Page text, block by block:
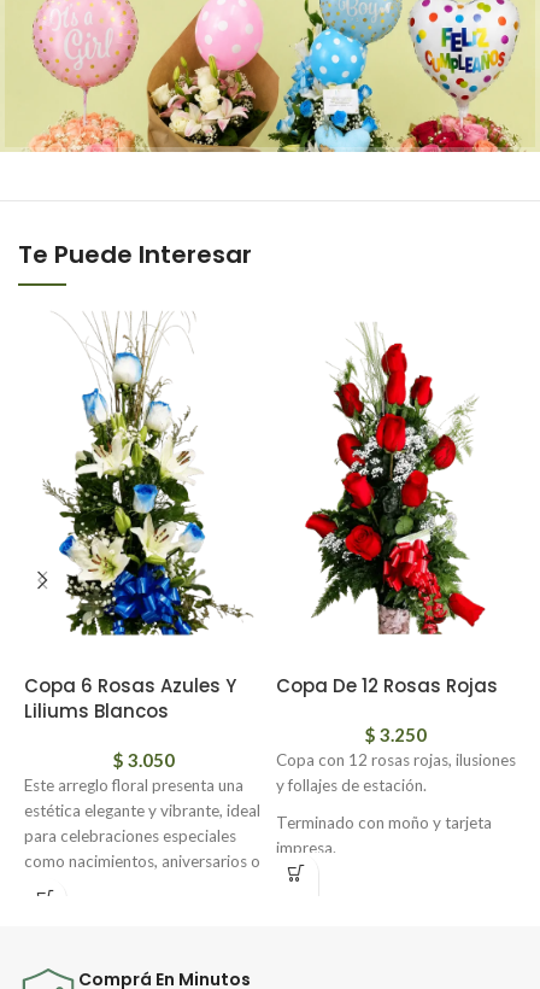
Te Puede Interesar
Copa 6 Rosas Azules Y
Liliums Blancos
$ 3.050
Este arreglo floral presenta una
estética elegante y vibrante, ideal
para celebraciones especiales
como nacimientos, aniversarios o
eventos corporativos. La
Copa De 12 Rosas Rojas
$ 3.250
Copa con 12 rosas rojas, ilusiones
y follajes de estación.
Terminado con moño y tarjeta
impresa.
Agendá tus fechas especiales
Comprá En Minutos